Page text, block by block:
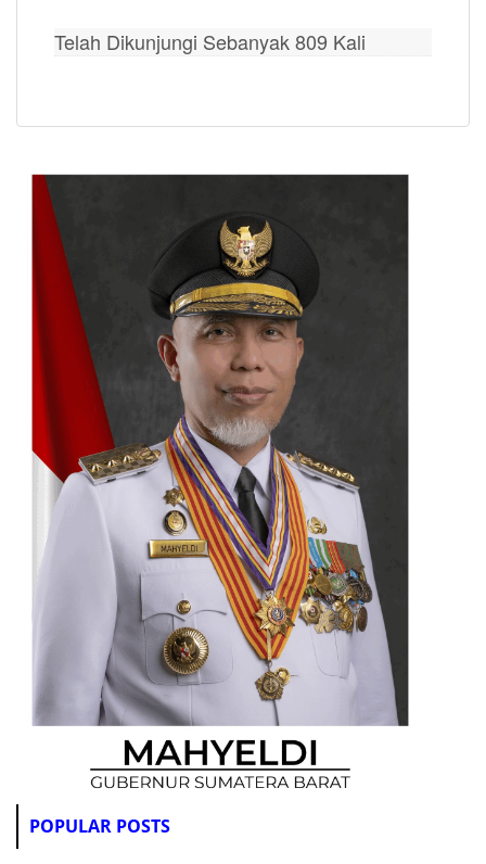
Telah Dikunjungi Sebanyak 809 Kali
POPULAR POSTS